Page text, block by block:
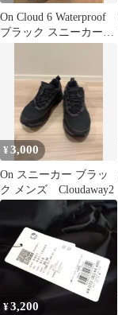
On Cloud 6 Waterproof
ブラック スニーカー
¥3,000
On スニーカー ブラッ
ク メンズ Cloudaway2
¥3,200